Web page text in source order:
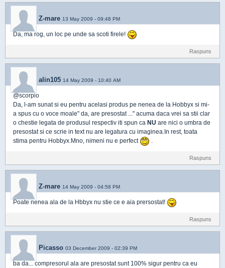
Z-mare 13 May 2009 - 09:48 PM
Da, ma rog, un loc pe unde sa scoti firele!
Raspuns
alin105 14 May 2009 - 10:40 AM
@scorpio
Da, l-am sunat si eu pentru acelasi produs pe nenea de la Hobbyx si mi-
a spus cu o voce moale" da, are presostat ..." acuma daca vrei sa stii clar
o chestie legata de produsul respectiv iti spun ca NU are nici o umbra de
presostat si ce scrie in text nu are legatura cu imaginea.In rest, toata
stima pentru Hobbyx.Mno, nimeni nu e perfect
.
Raspuns
Z-mare 14 May 2009 - 04:58 PM
Poate nenea ala de la Hbbyx nu stie ce e aia prersostat!
Raspuns
Picasso 03 December 2009 - 02:39 PM
ba da... compresorul ala are presostat sunt 100% sigur pentru ca eu